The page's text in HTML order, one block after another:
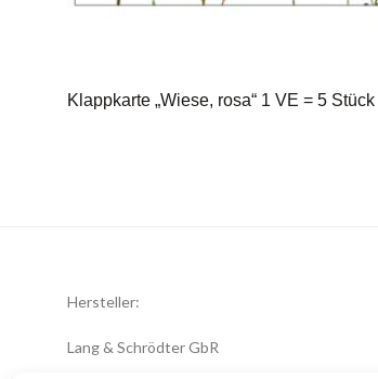
Klappkarte „Wiese, rosa“ 1 VE = 5 Stück
Hersteller:
Lang & Schrödter GbR